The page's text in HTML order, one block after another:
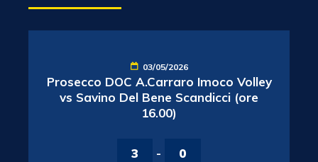
03/05/2026
Prosecco DOC A.Carraro Imoco Volley
vs Savino Del Bene Scandicci (ore
16.00)
3 - 0